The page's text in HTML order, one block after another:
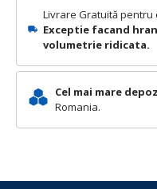
Livrare Gratuită pentru
Exceptie facand
volumetrie ridicata.
Cel mai mare
Romania.